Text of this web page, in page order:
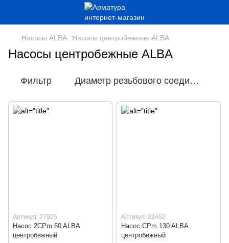
Насосы ALBA Насосы центробежные ALBA
Насосы центробежные ALBA
Фильтр Диаметр резьбового соединения
Артикул: 27925
Насос 2CPm 60 ALBA
центробежный
Артикул: 22452
Насос CPm 130 ALBA
центробежный